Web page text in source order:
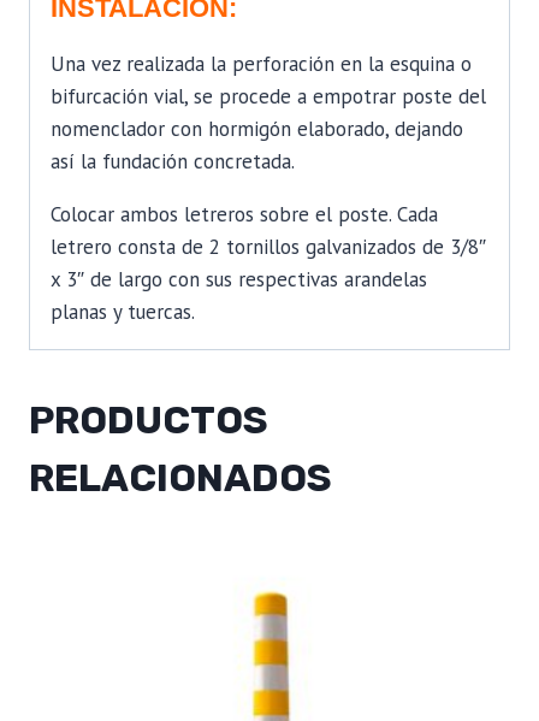
INSTALACIÓN:
Una vez realizada la perforación en la esquina o
bifurcación vial, se procede a empotrar poste del
nomenclador con hormigón elaborado, dejando
así la fundación concretada.
Colocar ambos letreros sobre el poste. Cada
letrero consta de 2 tornillos galvanizados de 3/8″
x 3″ de largo con sus respectivas arandelas
planas y tuercas.
PRODUCTOS
RELACIONADOS